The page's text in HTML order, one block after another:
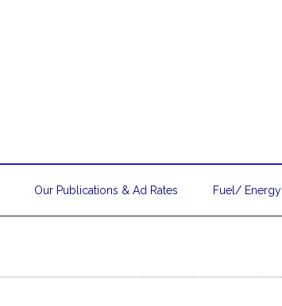
Our Publications & Ad Rates Fuel/ Energy